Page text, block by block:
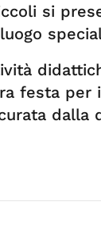
si
festa per
dalla